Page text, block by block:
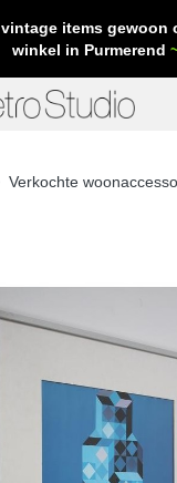
items gewoon
winkel in Purmerend
Verkochte